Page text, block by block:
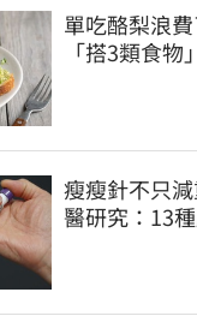
單吃酪梨浪
「搭3類食
瘦瘦針不只
醫研究：13